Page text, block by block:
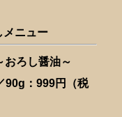
メニュー
おろし醤油～
90g：999円（税